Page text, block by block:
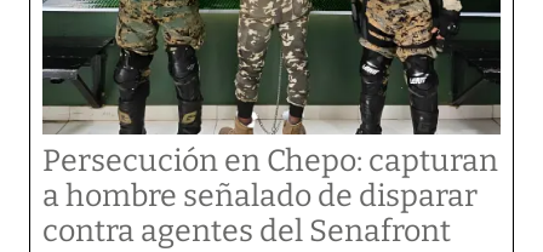
Persecución en Chepo: capturan
a hombre señalado de disparar
contra agentes del Senafront